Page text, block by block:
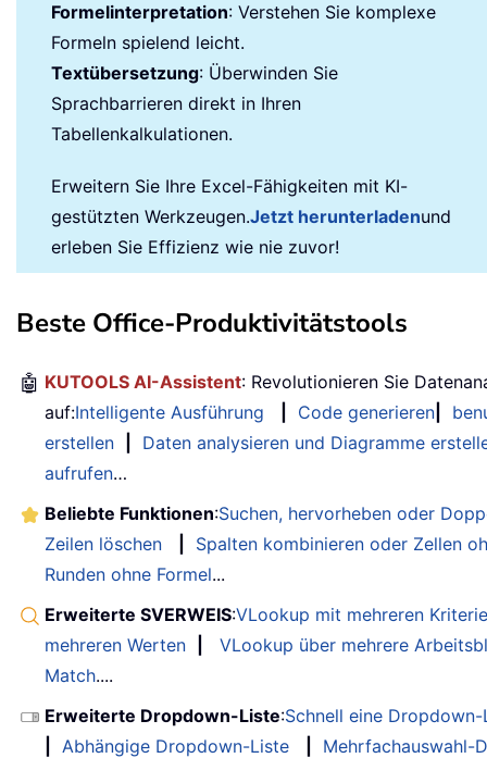
Formelinterpretation: Verstehen Sie komplexe
Formeln spielend leicht.
Textübersetzung: Überwinden Sie
Sprachbarrieren direkt in Ihren
Tabellenkalkulationen.
Erweitern Sie Ihre Excel-Fähigkeiten mit KI-
gestützten Werkzeugen.Jetzt herunterladenund
erleben Sie Effizienz wie nie zuvor!
Beste Office-Produktivitätstools
🤖 KUTOOLS AI-Assistent: Revolutionieren Sie
auf:Intelligente Ausführung Code generieren
erstellen
Daten analysieren und Diagramme
aufrufen…
Beliebte Funktionen:Suchen, hervorheben oder
Zeilen löschen
Spalten kombinieren oder Zellen
Runden ohne Formel...
Erweiterte SVERWEIS:VLookup mit mehreren
mehreren Werten
VLookup über mehrere
Match....
Erweiterte Dropdown-Liste:Schnell eine
Abhängige Dropdown-Liste
Mehrfachauswahl-